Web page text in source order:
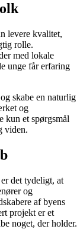
levere kvalitet,
rolle.
med lokale
unge får erfaring
skabe en naturlig
og
kun et spørgsmål
viden.
det tydeligt, at
og
af byens
projekt er et
noget, der holder.